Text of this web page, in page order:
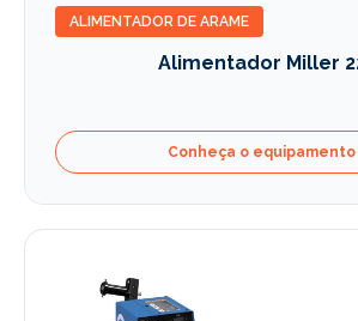
ALIMENTADOR DE ARAME
Alimentador Miller
Conheça o equipamento